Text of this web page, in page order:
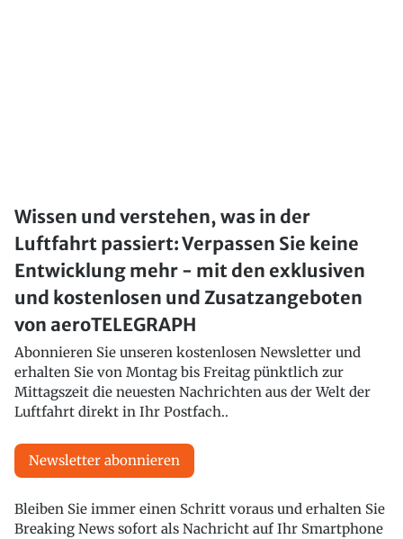
Wissen und verstehen, was in der
Luftfahrt passiert: Verpassen Sie keine
Entwicklung mehr - mit den exklusiven
und kostenlosen und Zusatzangeboten
von aeroTELEGRAPH
Abonnieren Sie unseren kostenlosen Newsletter und
erhalten Sie von Montag bis Freitag pünktlich zur
Mittagszeit die neuesten Nachrichten aus der Welt der
Luftfahrt direkt in Ihr Postfach..
Newsletter abonnieren
Bleiben Sie immer einen Schritt voraus und erhalten Sie
Breaking News sofort als Nachricht auf Ihr Smartphone